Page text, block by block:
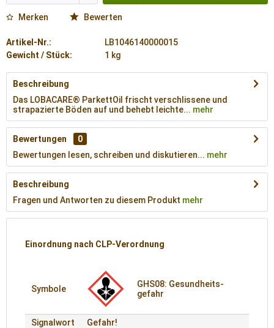
Merken Bewerten
Artikel-Nr.:
LB1046140000015
Gewicht / Stück:
1 kg
Beschreibung
Das LOBACARE® ParkettOil frischt verschlissene und
strapazierte Böden auf und behebt leichte... mehr
Bewertungen
0
Bewertungen lesen, schreiben und diskutieren... mehr
Beschreibung
Fragen und Antworten zu diesem Produkt mehr
Einordnung nach CLP-Verordnung
Symbole
GHS08: Gesund­heits­
gefahr
Signalwort Gefahr!